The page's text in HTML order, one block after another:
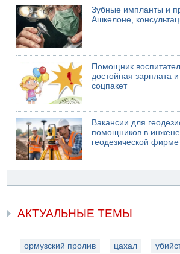
Зубные импланты и
Ашкелоне,
Помощник
достойная зарплата
соцпакет
Вакансии для
помощников в
геодезической фирме
АКТУАЛЬНЫЕ ТЕМЫ
ормузский пролив цахал